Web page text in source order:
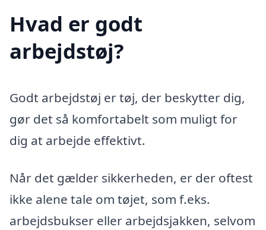
Hvad er godt
arbejdstøj?
Godt arbejdstøj er tøj, der beskytter dig,
gør det så komfortabelt som muligt for
dig at arbejde effektivt.
Når det gælder sikkerheden, er der oftest
ikke alene tale om tøjet, som f.eks.
arbejdsbukser eller arbejdsjakken, selvom